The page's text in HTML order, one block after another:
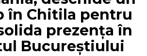
în Chitila pentru
prezența în
Bucureștiului